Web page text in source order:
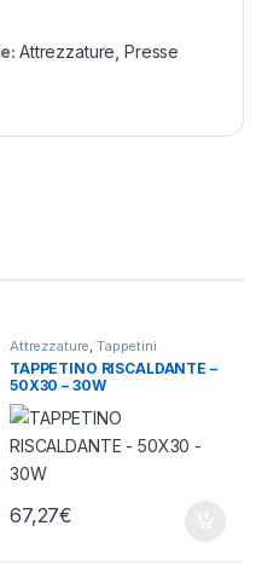
Attrezzature ,Presse
Attrezzature,Tappetini
riscaldanti e cavi riscaldanti
TAPPETINO RISCALDANTE –
50X30 – 30W
67,27€